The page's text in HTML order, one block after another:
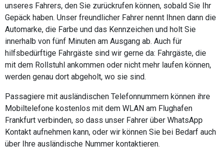
unseres Fahrers, den Sie zurückrufen können, sobald Sie Ihr
Gepäck haben. Unser freundlicher Fahrer nennt Ihnen dann die
Automarke, die Farbe und das Kennzeichen und holt Sie
innerhalb von fünf Minuten am Ausgang ab. Auch für
hilfsbedürftige Fahrgäste sind wir gerne da: Fahrgäste, die
mit dem Rollstuhl ankommen oder nicht mehr laufen können,
werden genau dort abgeholt, wo sie sind.
Passagiere mit ausländischen Telefonnummern können ihre
Mobiltelefone kostenlos mit dem WLAN am Flughafen
Frankfurt verbinden, so dass unser Fahrer über WhatsApp
Kontakt aufnehmen kann, oder wir können Sie bei Bedarf auch
über Ihre ausländische Nummer kontaktieren.